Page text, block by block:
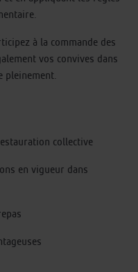
à la commande des
vos convives dans
collective
en vigueur dans